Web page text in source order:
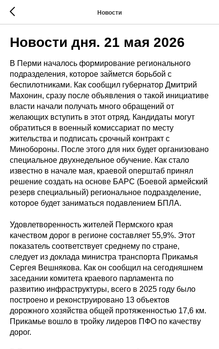
Новости
Новости дня. 21 мая 2026
В Перми началось формирование регионального
подразделения, которое займется борьбой с
беспилотниками. Как сообщил губернатор Дмитрий
Махонин, сразу после объявления о такой инициативе
власти начали получать много обращений от
желающих вступить в этот отряд. Кандидаты могут
обратиться в военный комиссариат по месту
жительства и подписать срочный контракт с
Минобороны. После этого для них будет организовано
специальное двухнедельное обучение. Как стало
известно в начале мая, краевой оперштаб принял
решение создать на основе БАРС (Боевой армейский
резерв специальный) региональное подразделение,
которое будет заниматься подавлением БПЛА.
Удовлетворенность жителей Пермского края
качеством дорог в регионе составляет 55,9%. Этот
показатель соответствует среднему по стране,
следует из доклада министра транспорта Прикамья
Сергея Вешнякова. Как он сообщил на сегодняшнем
заседании комитета краевого парламента по
развитию инфраструктуры, всего в 2025 году было
построено и реконструировано 13 объектов
дорожного хозяйства общей протяженностью 17,6 км.
Прикамье вошло в тройку лидеров ПФО по качеству
дорог.